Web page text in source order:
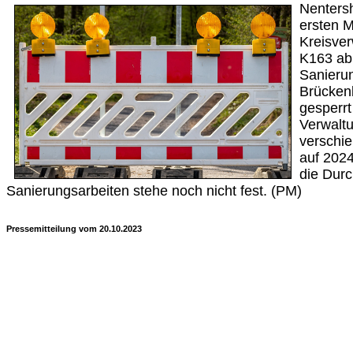
ersten
K163
auf
die
Sanierungsarbeiten stehe noch nicht fest. (PM)
Pressemitteilung vom 20.10.2023